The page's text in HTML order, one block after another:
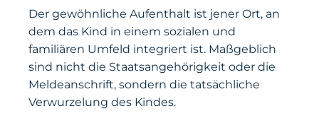
Der gewöhnliche Aufenthalt ist jener Ort, an
dem das Kind in einem sozialen und
familiären Umfeld integriert ist. Maßgeblich
sind nicht die Staatsangehörigkeit oder die
Meldeanschrift, sondern die tatsächliche
Verwurzelung des Kindes.